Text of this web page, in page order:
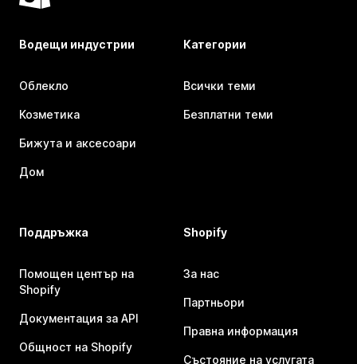
Водещи индустрии
Облекло
Козметика
Бижута и аксесоари
Дом
Категории
Всички теми
Безплатни теми
Поддръжка
Помощен център на
Shopify
Документация за API
Общност на Shopify
Shopify
За нас
Партньори
Правна информация
Състояние на услугата